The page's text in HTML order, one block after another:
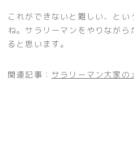
これができないと難しい、とい
ね。サラリーマンをやりながら
ると思います。
関連記事： サラリーマン大家の